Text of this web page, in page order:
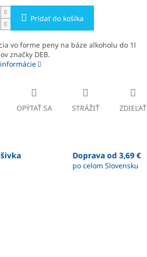
Pridať do košíka
vo forme peny na báze alkoholu do 1l
značky DEB.
OPÝTAŤ SA STRÁŽIŤ ZDIEĽAŤ
Doprava od 3,69 €
po celom Slovensku